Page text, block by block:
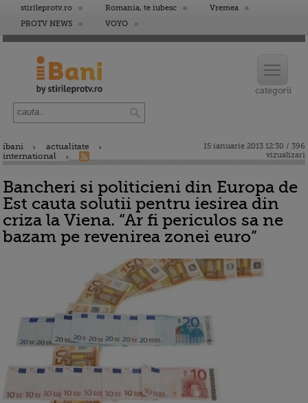
stirileprotv.ro Romania, te iubesc
Vremea
PROTV NEWS
VOYO
ibani
actualitate
international
15 ianuarie 2013 12:30 / 396
vizualizari
Bancheri si politicieni din Europa de
Est cauta solutii pentru iesirea din
criza la Viena. “Ar fi periculos sa ne
bazam pe revenirea zonei euro”